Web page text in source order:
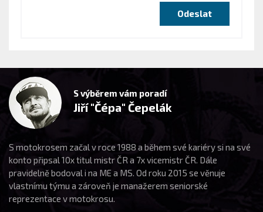
S výběrem vám poradí
Jiří "Čépa" Čepelák
S motokrosem začal v roce 1988 a během své kariéry si na své
konto připsal 10x titul mistr ČR a 7x vicemistr ČR. Dále
pravidelně bodoval i na ME a MS. Od roku 2015 se věnuje
vlastnímu týmu a zároveň je manažerem seniorské
reprezentace v motokrosu.